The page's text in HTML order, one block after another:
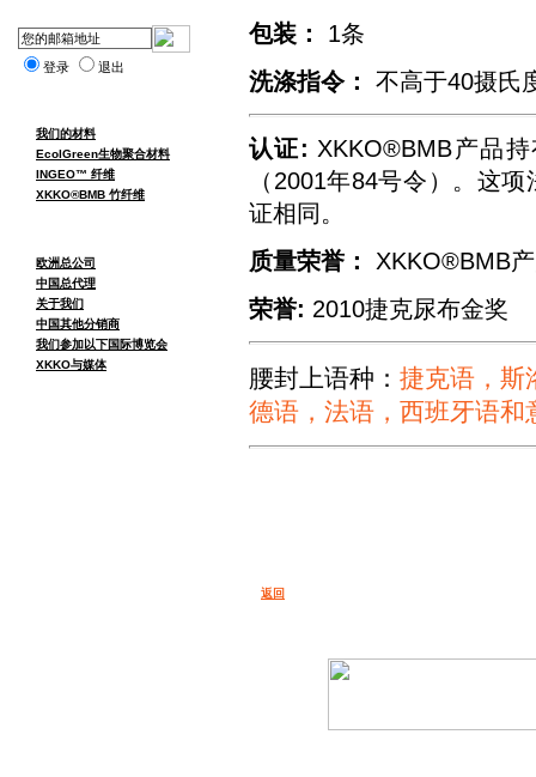
登录 退出
我们的材料
EcolGreen生物聚合材料
INGEO™ 纤维
XKKO®BMB 竹纤维
欧洲总公司
中国总代理
关于我们
中国其他分销商
我们参加以下国际博览会
XKKO与媒体
包装：
1条
洗涤指令：
不高于40摄氏
认证: XKKO®BMB产品
（2001年84号令）。这
证相同。
质量荣誉：
XKKO®BMB
荣誉: 2010捷克尿布金奖
腰封上语种： 捷克语，斯
德语，法语，西班牙语和
返回